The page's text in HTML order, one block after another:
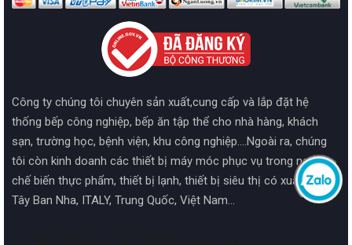
Công ty chúng tôi chuyên sản xuất,cung cấp và lắp đặt hệ
thống bếp công nghiệp, bếp ăn tập thể cho nhà hàng, khách
sạn, trường học, bệnh viện, khu công nghiệp....Ngoài ra, chúng
tôi còn kinh doanh các thiết bị máy móc phục vụ trong ngành
chế biến thực phẩm, thiết bị lạnh, thiết bị siêu thị có xuất xứ từ
Tây Ban Nha, ITALY, Trung Quốc, Việt Nam...